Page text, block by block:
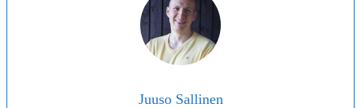
Juuso Sallinen